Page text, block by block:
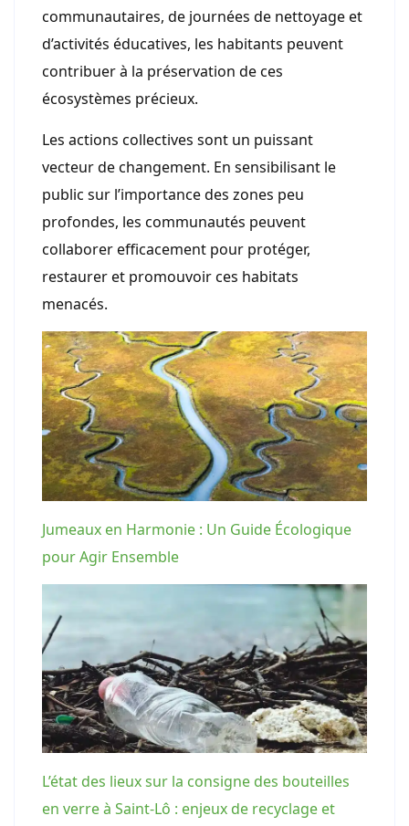
communautaires, de journées de nettoyage et
d’activités éducatives, les habitants peuvent
contribuer à la préservation de ces
écosystèmes précieux.
Les actions collectives sont un puissant
vecteur de changement. En sensibilisant le
public sur l’importance des zones peu
profondes, les communautés peuvent
collaborer efficacement pour protéger,
restaurer et promouvoir ces habitats
menacés.
Jumeaux en Harmonie : Un Guide Écologique
pour Agir Ensemble
L’état des lieux sur la consigne des bouteilles
en verre à Saint-Lô : enjeux de recyclage et